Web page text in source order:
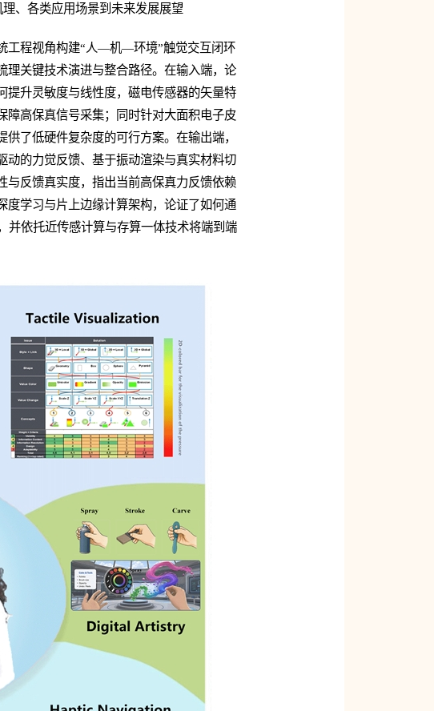
、各类应用场景到未来发展展望
工程视角构建“人—机—环境”触觉交互闭环
理关键技术演进与整合路径。在输入端，论
提升灵敏度与线性度，磁电传感器的矢量特
障高保真信号采集；同时针对大面积电子皮
了低硬件复杂度的可行方案。在输出端，
动的力觉反馈、基于振动渲染与真实材料切
反馈真实度，指出当前高保真力反馈依赖
度学习与片上边缘计算架构，论证了如何通
并依托近传感计算与存算一体技术将端到端